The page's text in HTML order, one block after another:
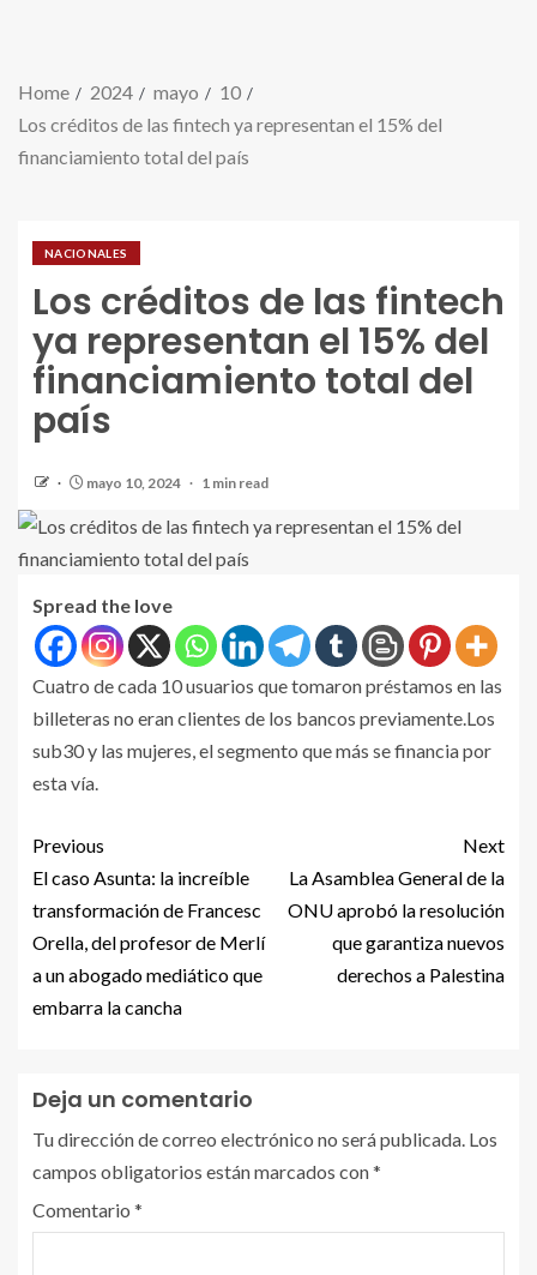
Home 2024 mayo
10
Los créditos de las fintech ya representan el 15% del
financiamiento total del país
NACIONALES
Los créditos de las fintech
ya representan el 15% del
financiamiento total del
país
mayo 10, 2024 1 min read
Spread the love
Cuatro de cada 10 usuarios que tomaron préstamos en las
billeteras no eran clientes de los bancos previamente.Los
sub30 y las mujeres, el segmento que más se financia por
esta vía.
Previous
El caso Asunta: la increíble
transformación de Francesc
Orella, del profesor de Merlí
a un abogado mediático que
embarra la cancha
Next
La Asamblea General de la
ONU aprobó la resolución
que garantiza nuevos
derechos a Palestina
Deja un comentario
Tu dirección de correo electrónico no será publicada. Los
campos obligatorios están marcados con*
Comentario *